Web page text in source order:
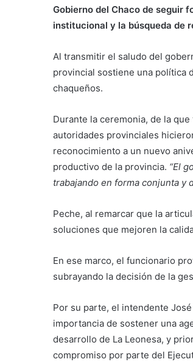
Gobierno del Chaco de seguir
institucional y la búsqueda de
Al transmitir el saludo del
provincial sostiene una política
chaqueños.
Durante la ceremonia, de la
autoridades provinciales
reconocimiento a un nuevo
productivo de la provincia. “El
trabajando en forma conjunta y
Peche, al remarcar que la
soluciones que mejoren la
En ese marco, el funcionario
subrayando la decisión de la
Por su parte, el intendente
importancia de sostener una
desarrollo de La Leonesa, y
compromiso por parte del